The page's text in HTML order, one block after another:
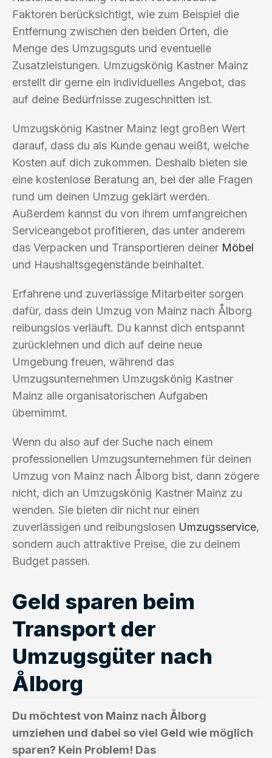
Faktoren berücksichtigt, wie zum Beispiel die
Entfernung zwischen den beiden Orten, die
Menge des Umzugsguts und eventuelle
Zusatzleistungen. Umzugskönig Kastner Mainz
erstellt dir gerne ein individuelles Angebot, das
auf deine Bedürfnisse zugeschnitten ist.
Umzugskönig Kastner Mainz legt großen Wert
darauf, dass du als Kunde genau weißt, welche
Kosten auf dich zukommen. Deshalb bieten sie
eine kostenlose Beratung an, bei der alle Fragen
rund um deinen Umzug geklärt werden.
Außerdem kannst du von ihrem umfangreichen
Serviceangebot profitieren, das unter anderem
das Verpacken und Transportieren deiner Möbel
und Haushaltsgegenstände beinhaltet.
Erfahrene und zuverlässige Mitarbeiter sorgen
dafür, dass dein Umzug von Mainz nach Ålborg
reibungslos verläuft. Du kannst dich entspannt
zurücklehnen und dich auf deine neue
Umgebung freuen, während das
Umzugsunternehmen Umzugskönig Kastner
Mainz alle organisatorischen Aufgaben
übernimmt.
Wenn du also auf der Suche nach einem
professionellen Umzugsunternehmen für deinen
Umzug von Mainz nach Ålborg bist, dann zögere
nicht, dich an Umzugskönig Kastner Mainz zu
wenden. Sie bieten dir nicht nur einen
zuverlässigen und reibungslosen Umzugsservice,
sondern auch attraktive Preise, die zu deinem
Budget passen.
Geld sparen beim
Transport der
Umzugsgüter nach
Ålborg
Du möchtest von Mainz nach Ålborg
umziehen und dabei so viel Geld wie möglich
sparen? Kein Problem! Das